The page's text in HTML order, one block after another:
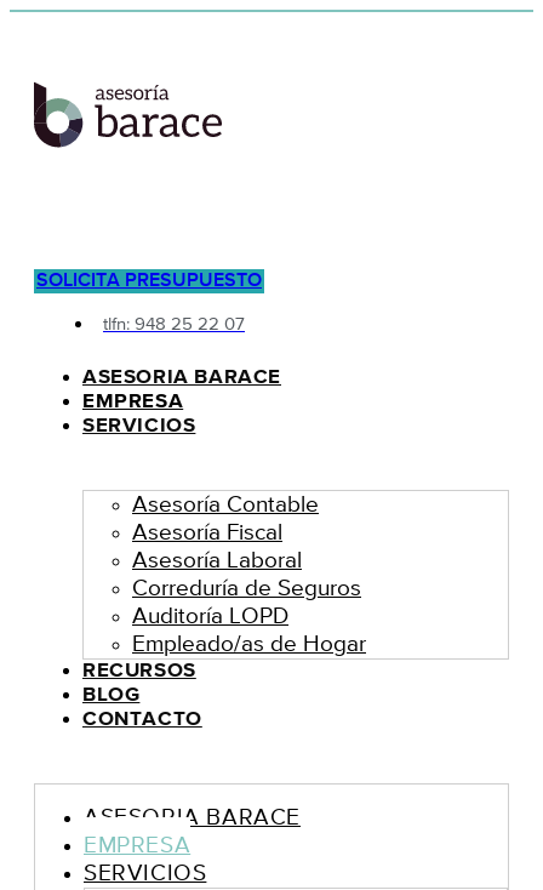
SOLICITA PRESUPUESTO
tlfn: 948 25 22 07
ASESORIA BARACE
EMPRESA
SERVICIOS
Asesoría Contable
Asesoría Fiscal
Asesoría Laboral
Correduría de Seguros
Auditoría LOPD
Empleado/as de Hogar
RECURSOS
BLOG
CONTACTO
ASESORIA BARACE
EMPRESA
SERVICIOS